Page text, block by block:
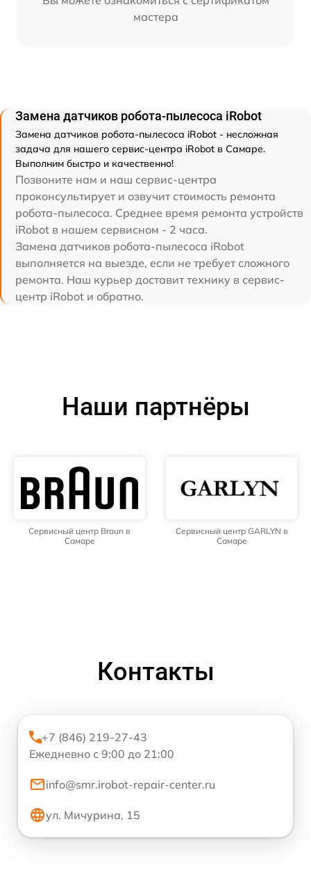
мастера
Замена датчиков робота-пылесоса iRobot
Замена датчиков робота-пылесоса iRobot - несложная
задача для нашего сервис-центра iRobot в Самаре.
Выполним быстро и качественно!
Позвоните нам и наш сервис-центра
проконсультирует и озвучит стоимость ремонта
робота-пылесоса. Среднее время ремонта устройств
iRobot в нашем сервисном - 2 часа.
Замена датчиков робота-пылесоса iRobot
выполняется на выезде, если не требует сложного
ремонта. Наш курьер доставит технику в сервис-
центр iRobot и обратно.
Наши партнёры
Сервисный центр Braun в
Самаре
Сервисный центр GARLYN в
Самаре
Контакты
+7 (846) 219-27-43
Ежедневно с 9:00 до 21:00
info@smr.irobot-repair-center.ru
ул. Мичурина, 15